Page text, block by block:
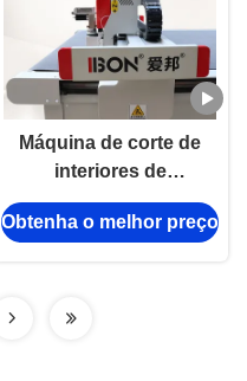
Máquina de corte de
interiores de
automóveis com área
de trabalho de 1600 x
Precisão e velocidade
Obtenha o melhor preço